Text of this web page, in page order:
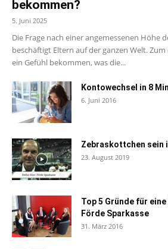
bekommen?
5. Juni 2025
Die Frage nach einer angemessenen Höhe
beschäftigt Eltern auf der ganzen Welt.
ein Gefühl bekommen, was die...
Kontowechsel in 8
6. Juni 2016
Zebraskottchen sein
23. August 2019
Top 5 Gründe für
Förde Sparkasse
31. März 2016